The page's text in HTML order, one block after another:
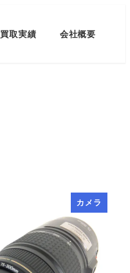
買取実績 会社概要
カメラ